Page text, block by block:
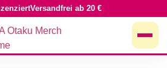
Versandfrei ab 20 €